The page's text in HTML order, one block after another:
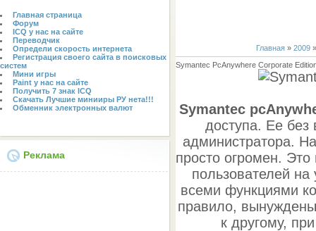
Главная страница
Форум
ICQ у нас на сайте
Переводчик
Определи скорость интернета
Регистрация своего сайта в поисковых
систем
Мини игры
Paint у нас на сайте
Получить 7 знак ICQ
Скачать Лучшие минииры РУ нета!!!
Обменник электронных валют
Реклама
Главная » 2009 »
Symantec PcAnywhere Corporate
Symantec
доступа. Ее без
администратора.
просто огромен.
пользователей
всеми функциями
правило,
к другому,